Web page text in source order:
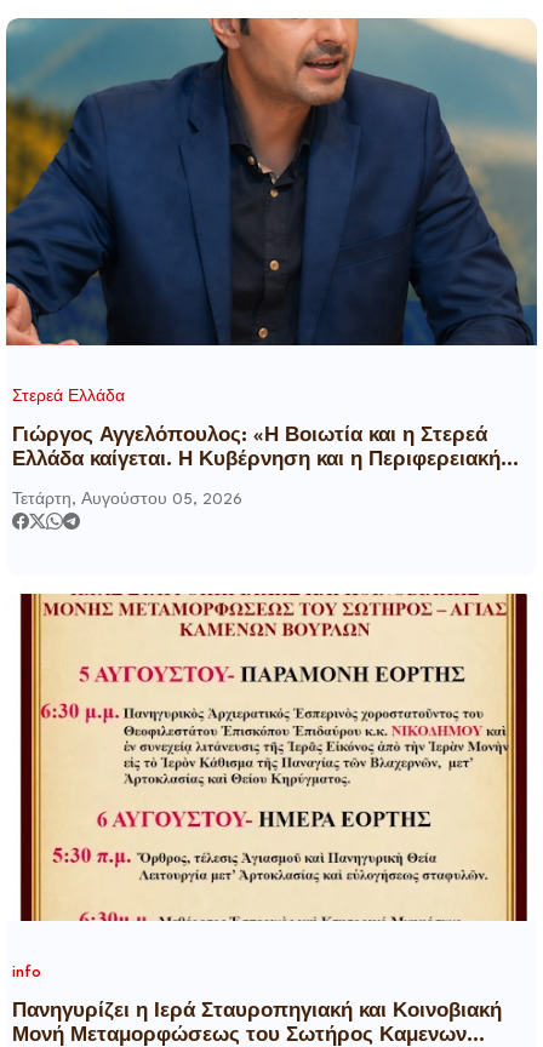
Στερεά Ελλάδα
Γιώργος Αγγελόπουλος: «Η Βοιωτία και η Στερεά
Ελλάδα καίγεται. Η Κυβέρνηση και η Περιφερειακή
Τετάρτη, Αυγούστου 05, 2026
info
Πανηγυρίζει η Ιερά Σταυροπηγιακή και Κοινοβιακή
Μονή Μεταμορφώσεως του Σωτήρος Καμενων